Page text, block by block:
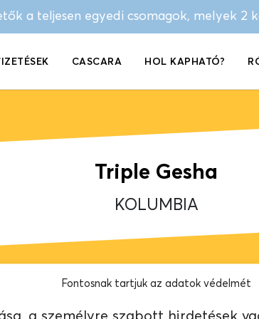
Fontosnak tartjuk az adatok védelmét
a személyre szabott hirdetések
a teljesen egyedi csomagok, melyek 2
CASCARA HOL KAPHATÓ?
Triple Gesha
KOLUMBIA